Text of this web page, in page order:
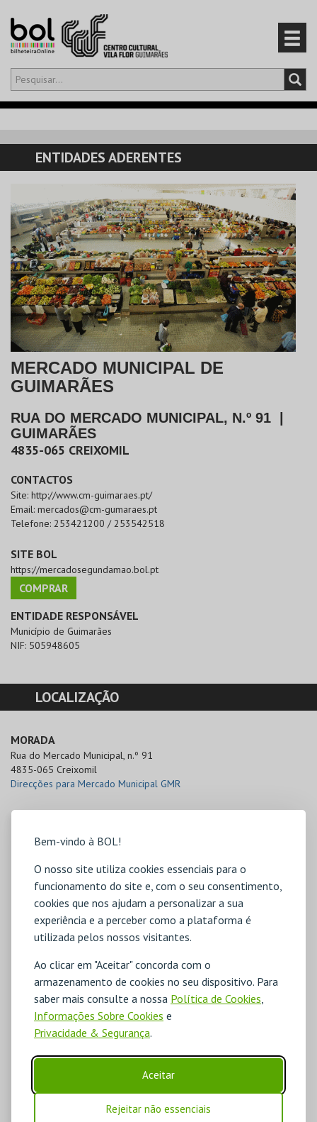
Bem-vindo à BOL!
O nosso site utiliza cookies essenciais para o
funcionamento do site e, com o seu consentimento,
cookies que nos ajudam a personalizar a sua
experiência e a perceber como a plataforma é
utilizada pelos nossos visitantes.
Ao clicar em "Aceitar" concorda com o
armazenamento de cookies no seu dispositivo. Para
saber mais consulte a nossa Política de Cookies,
Informações Sobre Cookies e
Privacidade & Segurança.
Aceitar
Rejeitar não essenciais
Olá,iniciar sessão
CARRINHO
EVENTOS
CARTÕES
PRODUTOS
ENTIDADES ADERENTES
MERCADO MUNICIPAL DE
GUIMARÃES
RUA DO MERCADO MUNICIPAL, N.º 91
GUIMARÃES
4835-065 CREIXOMIL
CONTACTOS
Site: http://www.cm-guimaraes.pt/
Email: mercados@cm-gumaraes.pt
Telefone: 253421200 / 253542518
SITE BOL
https://mercadosegundamao.bol.pt
COMPRAR
ENTIDADE RESPONSÁVEL
Município de Guimarães
NIF: 505948605
LOCALIZAÇÃO
MORADA
Rua do Mercado Municipal, n.º 91
4835-065 Creixomil
Direcções para Mercado Municipal GMR